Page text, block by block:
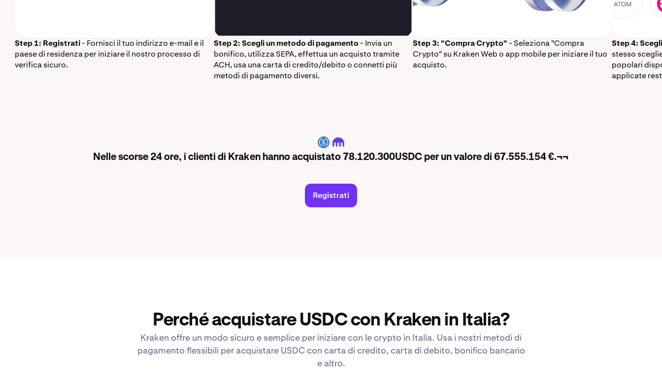
Step 1: Registrati- Fornisci il tuo indirizzo e-mail e il
paese di residenza per iniziare il nostro processo di
verifica sicuro.
Step 2: Scegli un metodo di pagamento- Invia un
bonifico, utilizza SEPA, effettua un acquisto tramite
ACH, usa una carta di credito/debito o connetti più
metodi di pagamento diversi.
Step 3: "Compra Crypto"- Seleziona "Compra
Crypto" su Kraken Web o app mobile per iniziare il tuo
acquisto.
Step 4:
stesso
popolari
applicate
USDC
Nelle scorse 24 ore, i clienti di Kraken hanno acquistato 78.120.300USDC per un valore di 67.555.154 €.¬¬
Registrati
Perché acquistare USDC con Kraken in Italia?
Kraken offre un modo sicuro e semplice per iniziare con le crypto in Italia. Usa i nostri metodi di
pagamento flessibili per acquistare USDC con carta di credito, carta di debito, bonifico bancario
e altro.